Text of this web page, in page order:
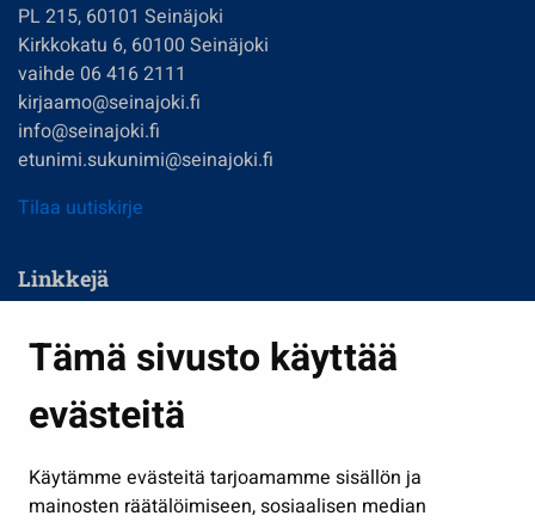
Tämä sivusto käyttää
evästeitä
Käytämme evästeitä tarjoamamme sisällön ja
mainosten räätälöimiseen, sosiaalisen median
PL 215, 60101 Seinäjoki
Kirkkokatu 6, 60100 Seinäjoki
vaihde 06 416 2111
kirjaamo@seinajoki.fi
info@seinajoki.fi
etunimi.sukunimi@seinajoki.fi
Tilaa uutiskirje
Linkkejä
Kasvatus ja opetus
Kulttuuri ja liikunta
Työ ja yrittäminen